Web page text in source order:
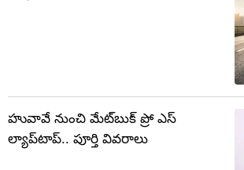
హువావే నుంచి మేట్‌బుక్ ప్రో ఎస్
ల్యాప్‌టాప్.. పూర్తి వివరాలు